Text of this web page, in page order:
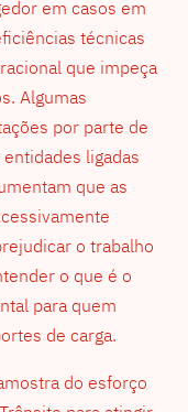
em casos em
técnicas
que impeça
Algumas
por parte de
ligadas
que as
o trabalho
o que é o
para quem
de carga.
do esforço